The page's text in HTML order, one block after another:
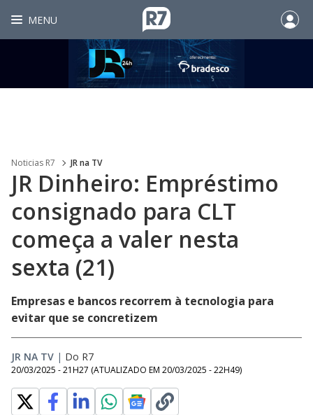
MENU
Noticias R7 JR na TV
JR Dinheiro: Empréstimo
consignado para CLT
começa a valer nesta
sexta (21)
Empresas e bancos recorrem à tecnologia para
evitar que se concretizem
JR NA TV | Do R7
20/03/2025 - 21H27 (ATUALIZADO EM 20/03/2025 - 22H49)